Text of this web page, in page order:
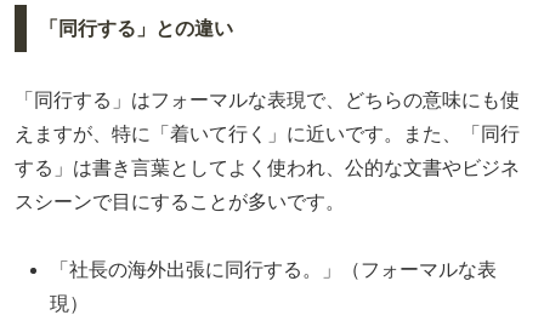
「同行する」との違い
「同行する」はフォーマルな表現で、どちらの意味にも使
えますが、特に「着いて行く」に近いです。また、「同行
する」は書き言葉としてよく使われ、公的な文書やビジネ
スシーンで目にすることが多いです。
「社長の海外出張に同行する。」（フォーマルな表
現）